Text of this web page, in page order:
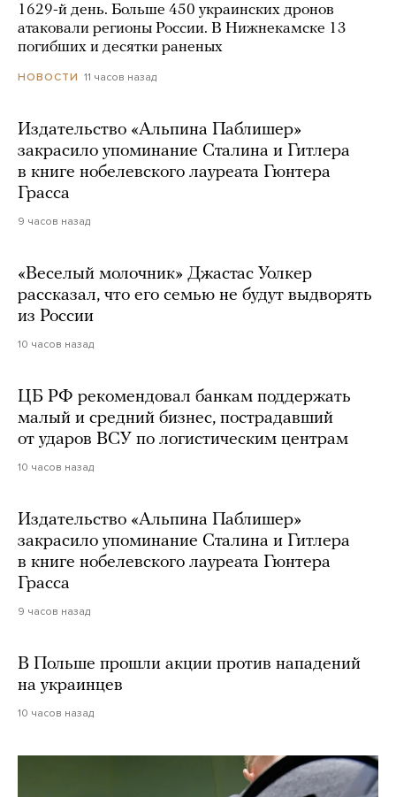
1629-й день. Больше 450 украинских дронов
атаковали регионы России. В Нижнекамске 13
погибших и десятки раненых
НОВОСТИ 11 часов назад
Издательство «Альпина Паблишер»
закрасило упоминание Сталина и Гитлера
в книге нобелевского лауреата Гюнтера
Грасса
9 часов назад
«Веселый молочник» Джастас Уолкер
рассказал, что его семью не будут выдворять
из России
10 часов назад
ЦБ РФ рекомендовал банкам поддержать
малый и средний бизнес, пострадавший
от ударов ВСУ по логистическим центрам
10 часов назад
Издательство «Альпина Паблишер»
закрасило упоминание Сталина и Гитлера
в книге нобелевского лауреата Гюнтера
Грасса
9 часов назад
В Польше прошли акции против нападений
на украинцев
10 часов назад